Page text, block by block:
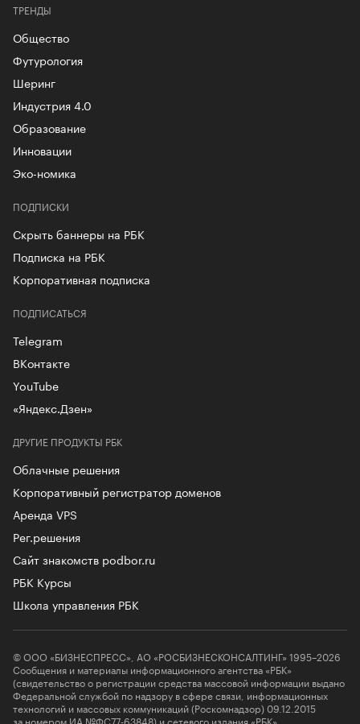
ТРЕНДЫ
Общество
Футурология
Шеринг
Индустрия 4.0
Образование
Инновации
Эко-номика
ПОДПИСКИ
Скрыть баннеры на РБК
Подписка на РБК
Корпоративная подписка
ДРУГИЕ ПРОДУКТЫ РБК
Облачные решения
Корпоративный регистратор доменов
Аренда VPS
Рег.решения
Сайт знакомств podbor.ru
РБК Курсы
Школа управления РБК
ПОДПИСАТЬСЯ
Telegram
ВКонтакте
YouTube
«Яндекс.Дзен»
© ООО «БИЗНЕСПРЕСС», АО «РОСБИЗНЕСКОНСАЛТИНГ» 1995–2026
Сообщения и материалы информационного агентства «РБК»
(свидетельство о регистрации средства массовой информации выдано
Федеральной службой по надзору в сфере связи, информационных
технологий и массовых коммуникаций (Роскомнадзор) 09.12.2015
за номером ИА №ФС77-63848) и сетевого издания «РБК»